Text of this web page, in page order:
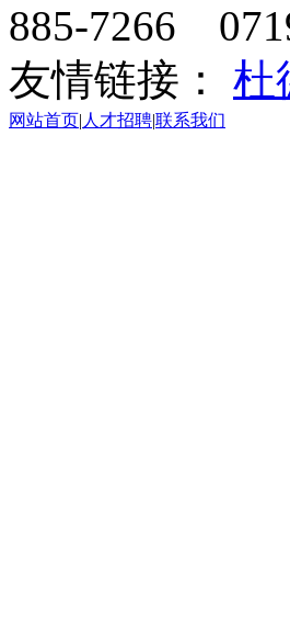
885-7266
友情链接： 杜
网站首页| 人才招聘|联系我们